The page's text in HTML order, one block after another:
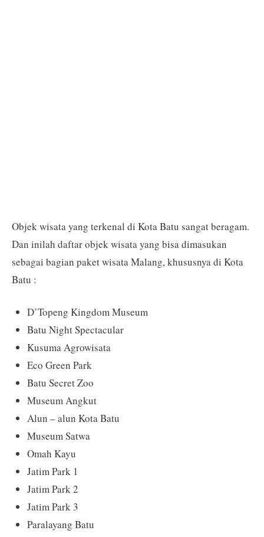
Objek wisata yang terkenal di Kota Batu sangat beragam.
Dan inilah daftar objek wisata yang bisa dimasukan
sebagai bagian paket wisata Malang, khususnya di Kota
Batu :
D’Topeng Kingdom Museum
Batu Night Spectacular
Kusuma Agrowisata
Eco Green Park
Batu Secret Zoo
Museum Angkut
Alun – alun Kota Batu
Museum Satwa
Omah Kayu
Jatim Park 1
Jatim Park 2
Jatim Park 3
Paralayang Batu